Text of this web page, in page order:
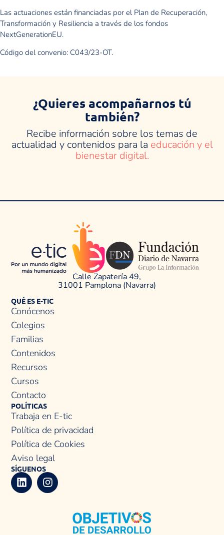
Las actuaciones están financiadas por el Plan de Recuperación,
Transformación y Resiliencia a través de los fondos
NextGenerationEU.
Código del convenio: C043/23-OT.
¿Quieres acompañarnos tú
también?
Recibe información sobre los temas de
actualidad y contenidos para la educación y el
bienestar digital.
Calle Zapatería 49,
31001 Pamplona (Navarra)
QUÉ ES E-TIC
Conócenos
Colegios
Familias
Contenidos
Recursos
Cursos
Contacto
POLÍTICAS
Trabaja en E-tic
Política de privacidad
Política de Cookies
Aviso legal
SÍGUENOS